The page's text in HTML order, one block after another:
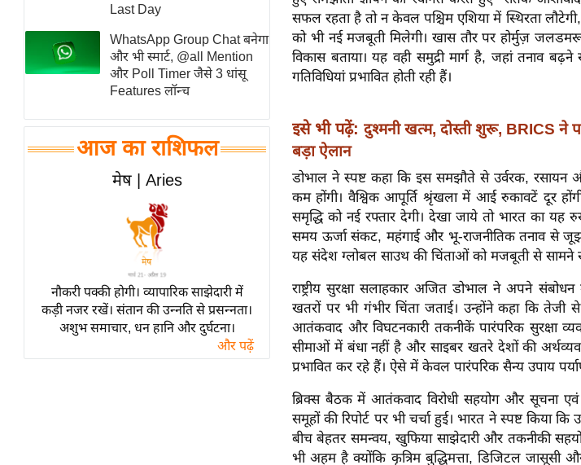
स्तंभ
एम.
आर.
चाय पर
समीक्षा
व्रत
त्योहार
राशिफल
विशेष
Last Day
WhatsApp Group Chat बनेगा
और भी स्मार्ट, @all Mention
और Poll Timer जैसे 3 धांसू
Features लॉन्च
आज का राशिफल
मेष | Aries
नौकरी पक्की होगी। व्यापारिक साझेदारी में
कड़ी नजर रखें। संतान की उन्नति से प्रसन्नता।
अशुभ समाचार, धन हानि और दुर्घटना।
और पढ़ें
सफल रहता है तो न केवल पश्चिम एशिया में स्थिरता लौटेगी,
को भी नई मजबूती मिलेगी। खास तौर पर होर्मुज़
विकास बताया। यह वही समुद्री मार्ग है, जहां तनाव
गतिविधियां प्रभावित होती रही हैं।
इसे भी पढ़ें: दुश्मनी खत्म, दोस्ती शुरू, BRICS ने
बड़ा ऐलान
डोभाल ने स्पष्ट कहा कि इस समझौते से उर्वरक,
कम होंगी। वैश्विक आपूर्ति श्रृंखला में आई रुकावटें दूर
समृद्धि को नई रफ्तार देगी। देखा जाये तो भारत का यह
समय ऊर्जा संकट, महंगाई और भू-राजनीतिक तनाव से
यह संदेश ग्लोबल साउथ की चिंताओं को मजबूती से सामने
राष्ट्रीय सुरक्षा सलाहकार अजित डोभाल ने अपने
खतरों पर भी गंभीर चिंता जताई। उन्होंने कहा कि तेजी
आतंकवाद और विघटनकारी तकनीकें पारंपरिक सुरक्षा
सीमाओं में बंधा नहीं है और साइबर खतरे देशों की
प्रभावित कर रहे हैं। ऐसे में केवल पारंपरिक सैन्य उपाय
ब्रिक्स बैठक में आतंकवाद विरोधी सहयोग और सूचना एवं
समूहों की रिपोर्ट पर भी चर्चा हुई। भारत ने स्पष्ट
बीच बेहतर समन्वय, खुफिया साझेदारी और तकनीकी
भी अहम है क्योंकि कृत्रिम बुद्धिमत्ता, डिजिटल जासूसी